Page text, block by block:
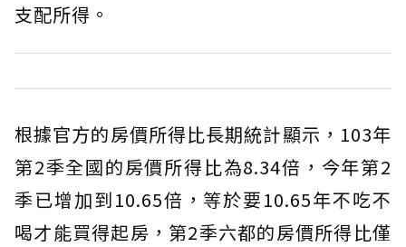
支配所得。
根據官方的房價所得比長期統計顯示，103年
第2季全國的房價所得比為8.34倍，今年第2
季已增加到10.65倍，等於要10.65年不吃不
喝才能買得起房，第2季六都的房價所得比僅